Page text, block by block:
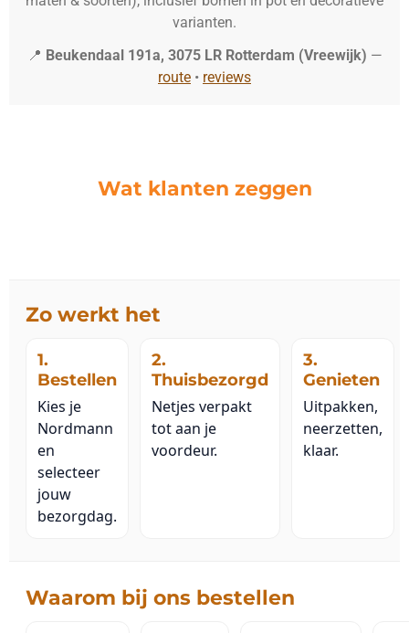
varianten.
📍 Beukendaal 191a, 3075 LR Rotterdam (Vreewijk) —
route • reviews
Wat klanten zeggen
Zo werkt het
1.
Bestellen
Kies je
Nordmann
en
selecteer
jouw
bezorgdag.
2.
Thuisbezorgd
Netjes verpakt
tot aan je
voordeur.
3.
Genieten
Uitpakken,
neerzetten,
klaar.
Waarom bij ons bestellen